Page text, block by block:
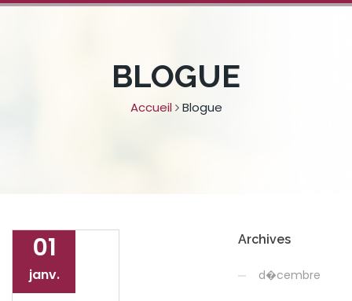
BLOGUE
Accueil Blogue
01
janv.
Archives
d�cembre